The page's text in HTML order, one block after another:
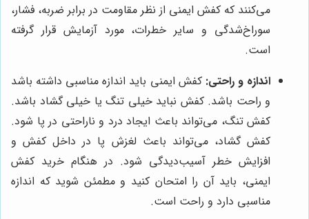
می‌کنند که کفش ایمنی از نظر مقاومت در برابر ضربه، فشار،
سوراخ‌شدگی و سایر خطرات، مورد آزمایش قرار گرفته
است.
اندازه و راحتی: کفش ایمنی باید اندازه مناسبی داشته باشد
و راحت باشد. کفش نباید خیلی تنگ یا خیلی گشاد باشد.
کفش تنگ، می‌تواند باعث ایجاد درد و ناراحتی در پا شود.
کفش گشاد، می‌تواند باعث لغزش پا در داخل کفش و
افزایش خطر آسیب‌دیدگی شود. در هنگام خرید کفش
ایمنی، باید آن را امتحان کنید و مطمئن شوید که اندازه
مناسبی دارد و راحت است.